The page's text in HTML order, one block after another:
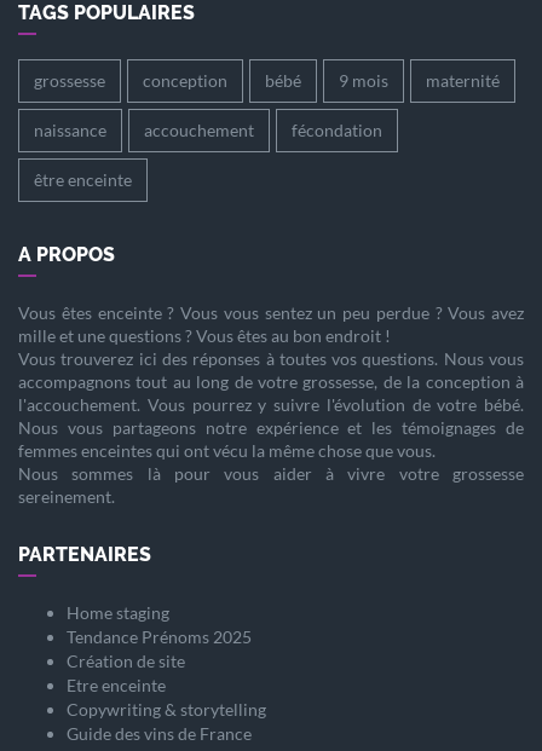
TAGS POPULAIRES
grossesse conception bébé 9 mois maternité
naissance accouchement fécondation
être enceinte
A PROPOS
Vous êtes enceinte? Vous vous sentez un peu perdue ? Vous avez
mille et une questions ? Vous êtes au bon endroit !
Vous trouverez ici des réponses à toutes vos questions. Nous vous
accompagnons tout au long de votre grossesse, de la conception à
l'accouchement. Vous pourrez y suivre l'évolution de votre bébé.
Nous vous partageons notre expérience et les témoignages de
femmes enceintes qui ont vécu la même chose que vous.
Nous sommes là pour vous aider à vivre votre grossesse
sereinement.
PARTENAIRES
Home staging
Tendance Prénoms 2025
Création de site
Etre enceinte
Copywriting & storytelling
Guide des vins de France